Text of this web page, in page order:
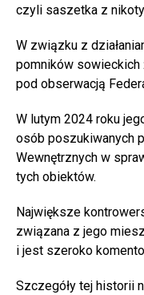
czyli saszetka z
W związku z
pomników sowieckich
pod obserwacją
W lutym 2024 roku
osób poszukiwanych
Wewnętrznych w
tych obiektów.
Największe
związana z jego
i jest szeroko
Szczegóły tej historii